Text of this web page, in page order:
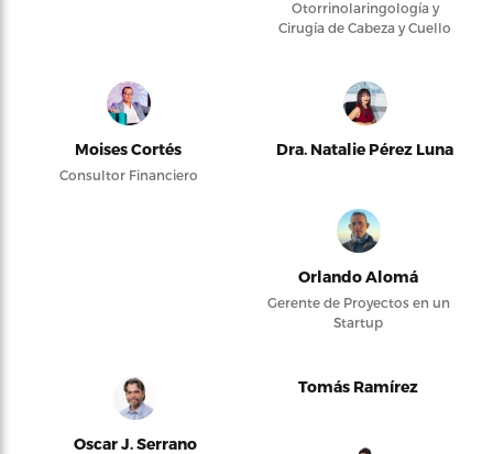
Otorrinolaringología y
Cirugía de Cabeza y Cuello
Moises Cortés
Consultor Financiero
Dra. Natalie Pérez Luna
Orlando Alomá
Gerente de Proyectos en un
Startup
Oscar J. Serrano
Tomás Ramírez